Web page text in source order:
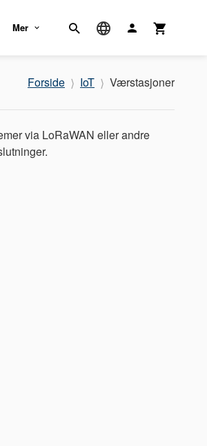
Mer
Forside IoT Værstasjoner
via LoRaWAN eller andre